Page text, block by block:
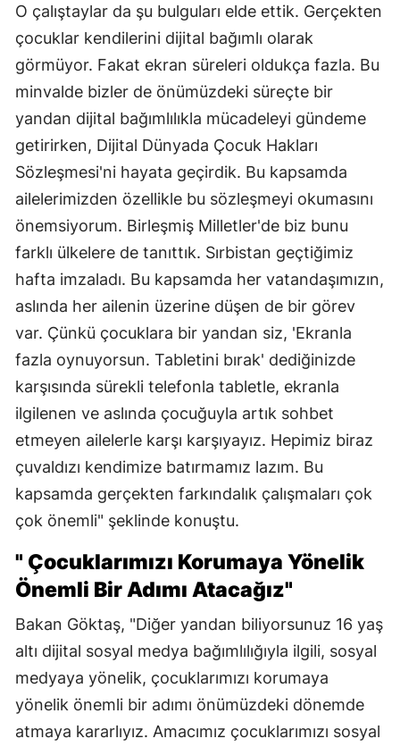
O çalıştaylar da şu bulguları elde ettik. Gerçekten
çocuklar kendilerini dijital bağımlı olarak
görmüyor. Fakat ekran süreleri oldukça fazla. Bu
minvalde bizler de önümüzdeki süreçte bir
yandan dijital bağımlılıkla mücadeleyi gündeme
getirirken, Dijital Dünyada Çocuk Hakları
Sözleşmesi'ni hayata geçirdik. Bu kapsamda
ailelerimizden özellikle bu sözleşmeyi okumasını
önemsiyorum. Birleşmiş Milletler'de biz bunu
farklı ülkelere de tanıttık. Sırbistan geçtiğimiz
hafta imzaladı. Bu kapsamda her vatandaşımızın,
aslında her ailenin üzerine düşen de bir görev
var. Çünkü çocuklara bir yandan siz, 'Ekranla
fazla oynuyorsun. Tabletini bırak' dediğinizde
karşısında sürekli telefonla tabletle, ekranla
ilgilenen ve aslında çocuğuyla artık sohbet
etmeyen ailelerle karşı karşıyayız. Hepimiz biraz
çuvaldızı kendimize batırmamız lazım. Bu
kapsamda gerçekten farkındalık çalışmaları çok
çok önemli" şeklinde konuştu.
" Çocuklarımızı Korumaya Yönelik
Önemli Bir Adımı Atacağız"
Bakan Göktaş, "Diğer yandan biliyorsunuz 16 yaş
altı dijital sosyal medya bağımlılığıyla ilgili, sosyal
medyaya yönelik, çocuklarımızı korumaya
yönelik önemli bir adımı önümüzdeki dönemde
atmaya kararlıyız. Amacımız çocuklarımızı sosyal